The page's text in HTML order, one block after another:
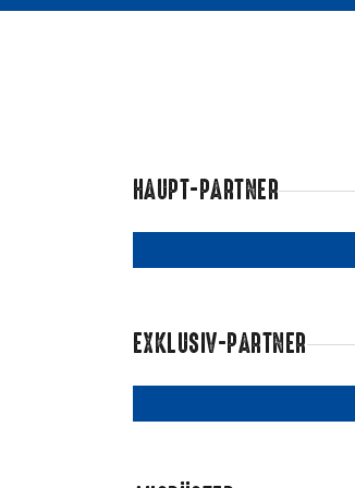
HAUPT-PARTNER
EXKLUSIV-PARTNER